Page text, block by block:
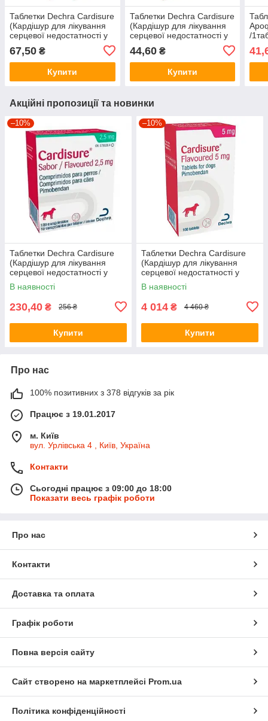
Таблетки Dechra Cardisure
(Кардішур для лікування
серцевої недостатності у
67,50 ₴
Купити
Таблетки Dechra Cardisure
(Кардішур для лікування
серцевої недостатності у
44,60₴
Купити
/
Акційні пропозиції та новинки
–10%
Таблетки Dechra Cardisure
(Кардішур для лікування
серцевої недостатності у
собак) 2,5мг/100шт
В наявності
230,40 ₴ 256 ₴
Купити
–10%
Таблетки Dechra Cardisure
(Кардішур для лікування
серцевої недостатності у
собак) 5мг/100шт
В наявності
4 014 ₴ 4 460 ₴
Купити
Про нас
100% позитивних з 378 відгуків за рік
Працює з 19.01.2017
м. Київ
вул. Урлівська 4 , Київ, Україна
Контакти
Сьогодні працює з 09:00 до 18:00
Показати весь графік роботи
Про нас
Контакти
Доставка та оплата
Графік роботи
Повна версія сайту
Сайт створено на маркетплейсі Prom.ua
Політика конфіденційності